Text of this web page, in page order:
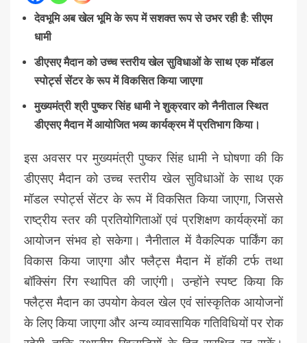
देवभूमि अब खेल भूमि के रूप में सशक्त रूप से उभर रही है: सीएम
धामी
डीएसए मैदान को उच्च स्तरीय खेल सुविधाओं के साथ एक मॉडल
स्पोर्ट्स सेंटर के रूप में विकसित किया जाएगा
मुख्यमंत्री श्री पुष्कर सिंह धामी ने शुक्रवार को नैनीताल स्थित
डीएसए मैदान में आयोजित भव्य कार्यक्रम में प्रतिभाग किया।
इस अवसर पर मुख्यमंत्री पुष्कर सिंह धामी ने घोषणा की कि
डीएसए मैदान को उच्च स्तरीय खेल सुविधाओं के साथ एक
मॉडल स्पोर्ट्स सेंटर के रूप में विकसित किया जाएगा, जिससे
राष्ट्रीय स्तर की प्रतियोगिताओं एवं प्रशिक्षण कार्यक्रमों का
आयोजन संभव हो सकेगा। नैनीताल में वैकल्पिक पार्किंग का
विकास किया जाएगा और फ्लैट्स मैदान में हॉकी टर्फ तथा
बॉक्सिंग रिंग स्थापित की जाएंगी। उन्होंने स्पष्ट किया कि
फ्लैट्स मैदान का उपयोग केवल खेल एवं सांस्कृतिक आयोजनों
के लिए किया जाएगा और अन्य व्यावसायिक गतिविधियों पर रोक